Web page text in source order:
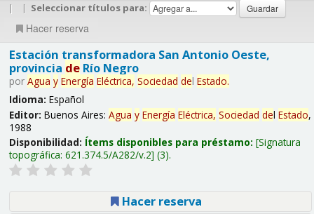
| | Seleccionar títulos para:
Hacer reserva
Estación transformadora San Antonio Oeste,
provincia deRío Negro
por Agua y Energía Eléctrica, Sociedad del Estado.
Idioma: Español
Editor: Buenos Aires: Agua y Energía Eléctrica, Sociedad del Estado,
1988
Disponibilidad: Ítems disponibles para préstamo: Signatura
topográfica: 621.374.5/A282/v.2 (3).
Hacer reserva